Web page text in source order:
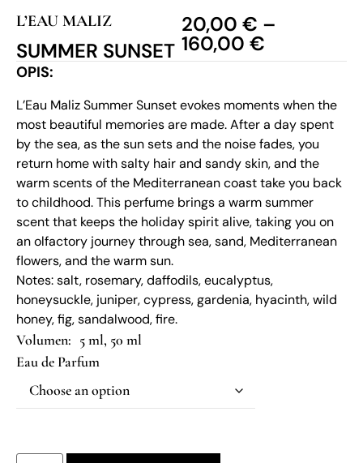
L’EAU MALIZ
SUMMER SUNSET
20,00 € –
160,00 €
OPIS:
L’Eau Maliz Summer Sunset evokes moments when the
most beautiful memories are made. After a day spent
by the sea, as the sun sets and the noise fades, you
return home with salty hair and sandy skin, and the
warm scents of the Mediterranean coast take you back
to childhood. This perfume brings a warm summer
scent that keeps the holiday spirit alive, taking you on
an olfactory journey through sea, sand, Mediterranean
flowers, and the warm sun.
Notes: salt, rosemary, daffodils, eucalyptus,
honeysuckle, juniper, cypress, gardenia, hyacinth, wild
honey, fig, sandalwood, fire.
5 ml, 50 ml
Eau de Parfum